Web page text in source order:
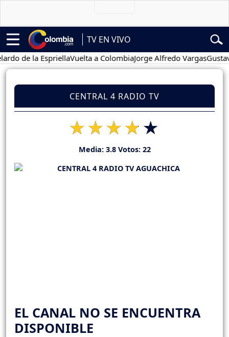
TV EN VIVO
la EspriellaVuelta a ColombiaJorge Alfredo VargasGustavo
CENTRAL 4 RADIO TV
Media: 3.8Votos: 22
EL CANAL NO SE ENCUENTRA
DISPONIBLE